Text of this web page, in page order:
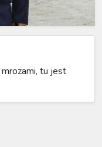
mrozami, tu jest